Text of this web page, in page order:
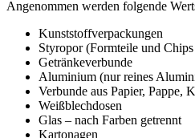
Angenommen werden folgende
Kunststoffverpackungen
Styropor (Formteile und
Getränkeverbunde
Aluminium (nur reines
Verbunde aus Papier, Pappe,
Weißblechdosen
Glas – nach Farben getrennt
Kartonagen